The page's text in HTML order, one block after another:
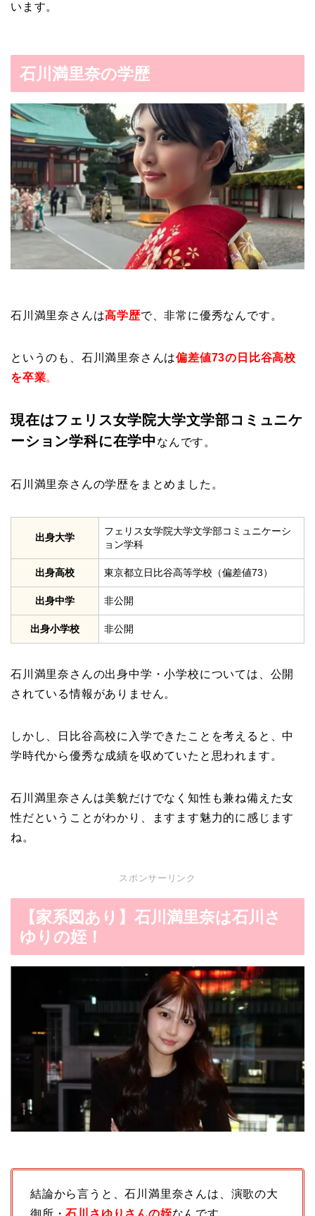
います。
石川満里奈の学歴
石川満里奈さんは高学歴で、非常に優秀なんです。
というのも、石川満里奈さんは偏差値73の日比谷高校
を卒業。
現在はフェリス女学院大学文学部コミュニケ
ーション学科に在学中なんです。
石川満里奈さんの学歴をまとめました。
出身大学
フェリス女学院大学文学部コミュニケーシ
ョン学科
出身高校 東京都立日比谷高等学校（偏差値73）
出身中学 非公開
出身小学校 非公開
石川満里奈さんの出身中学・小学校については、公開
されている情報がありません。
しかし、日比谷高校に入学できたことを考えると、中
学時代から優秀な成績を収めていたと思われます。
石川満里奈さんは美貌だけでなく知性も兼ね備えた女
性だということがわかり、ますます魅力的に感じます
ね。
スポンサーリンク
【家系図あり】石川満里奈は石川さ
ゆりの姪！
結論から言うと、石川満里奈さんは、演歌の大
御所・石川さゆりさんの姪なんです。